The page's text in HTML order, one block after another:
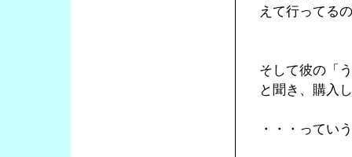
えて行ってる
そして彼の「
と聞き、購入
・・・ってい